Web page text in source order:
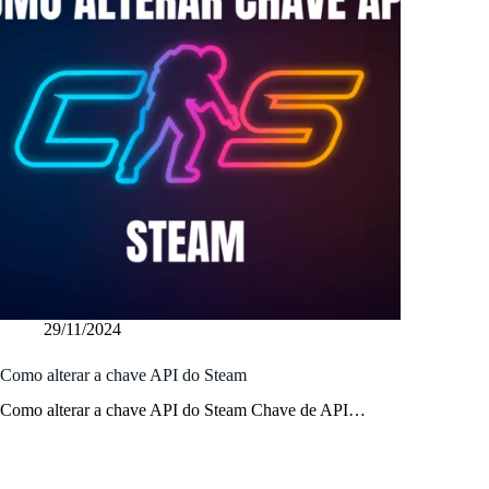
29/11/2024
Como alterar a chave API do Steam
Como alterar a chave API do Steam Chave de API…